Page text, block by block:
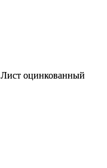
Лист оцинкованный